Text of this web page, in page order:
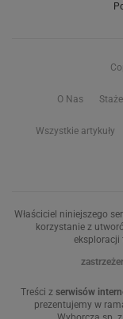
O Nas
Wszystkie artykuły
Właściciel niniejszego
korzystanie z
eksploracji
Treści z serwisów
prezentujemy w